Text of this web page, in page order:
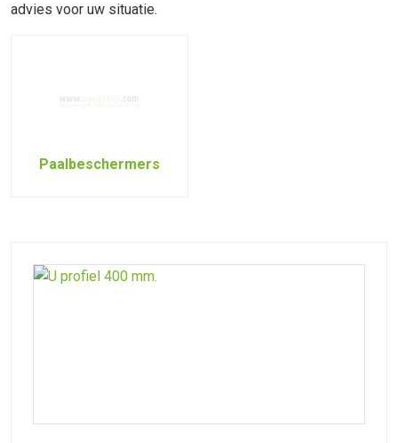
advies voor uw situatie.
Paalbeschermers